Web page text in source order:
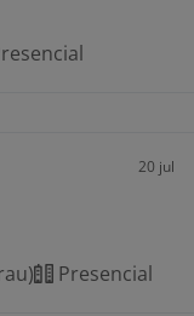
20 jul
Presencial